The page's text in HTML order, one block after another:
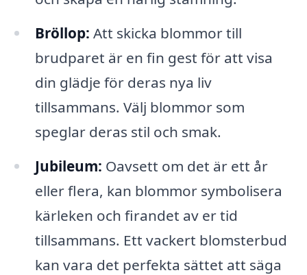
Bröllop: Att skicka blommor till
brudparet är en fin gest för att visa
din glädje för deras nya liv
tillsammans. Välj blommor som
speglar deras stil och smak.
Jubileum: Oavsett om det är ett år
eller flera, kan blommor symbolisera
kärleken och firandet av er tid
tillsammans. Ett vackert blomsterbud
kan vara det perfekta sättet att säga